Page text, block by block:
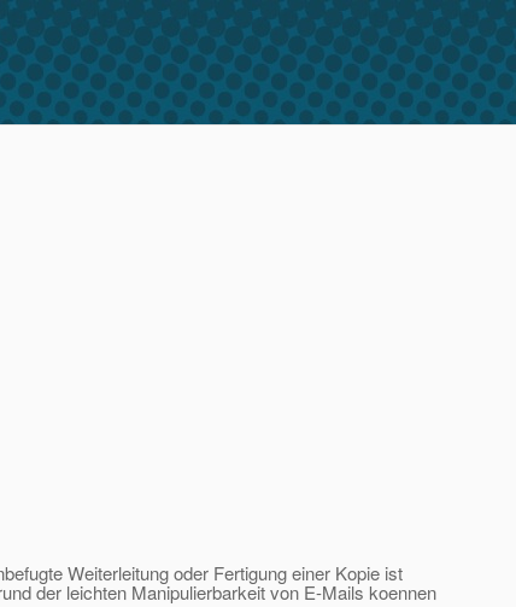
Weiterleitung oder Fertigung einer Kopie ist
der leichten Manipulierbarkeit von E-Mails koennen